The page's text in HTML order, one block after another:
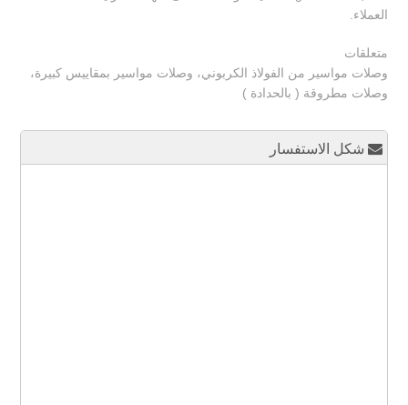
العملاء.
متعلقات
وصلات مواسير من الفولاذ الكربوني، وصلات مواسير بمقاييس كبيرة،
وصلات مطروقة ( بالحدادة )
شكل الاستفسار